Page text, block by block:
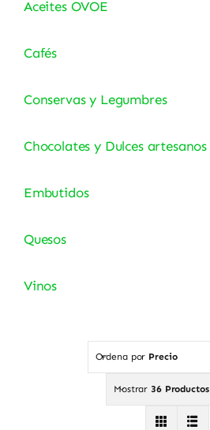
Aceites OVOE
Cafés
Conservas y Legumbres
Chocolates y Dulces artesanos
Embutidos
Quesos
Vinos
Ordena por Precio
Mostrar 36 Productos